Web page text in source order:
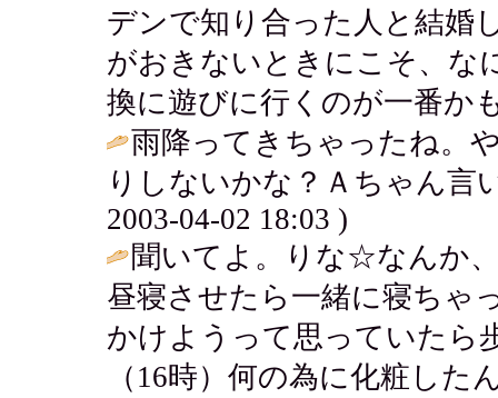
デンで知り合った人と結婚
がおきないときにこそ、な
換に遊びに行くのが一番か
雨降ってきちゃったね。
りしないかな？Ａちゃん言
2003-04-02 18:03 )
聞いてよ。りな☆なんか
昼寝させたら一緒に寝ちゃ
かけようって思っていたら
（16時）何の為に化粧し